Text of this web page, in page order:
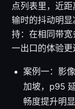
点列表里，近
输时的抖动明
持：在相同带
一出口的体验更
案例一：影
加坡，p95
畅度提升明